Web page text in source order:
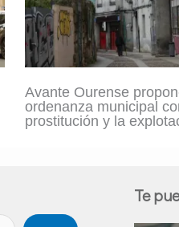
Avante Ourense
ordenanza municipal
prostitución y la
Te